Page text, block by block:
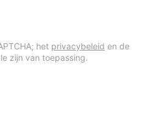
het privacybeleid en de
zijn van toepassing.